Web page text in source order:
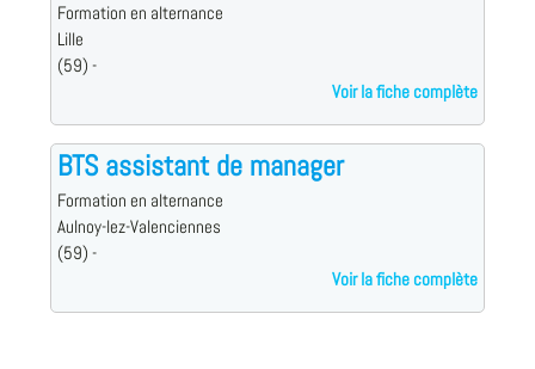
Formation en alternance
Lille
(59) -
Voir la fiche complète
BTS assistant de manager
Formation en alternance
Aulnoy-lez-Valenciennes
(59) -
Voir la fiche complète